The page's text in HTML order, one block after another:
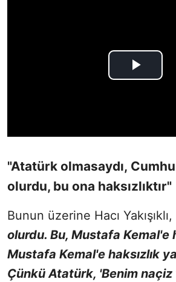
"Atatürk olmasaydı,
olurdu, bu ona haksızlıktır"
Bunun üzerine Hacı Yakışıklı,
olurdu. Bu, Mustafa Kemal'e
Mustafa Kemal'e haksızlık
Çünkü Atatürk, 'Benim